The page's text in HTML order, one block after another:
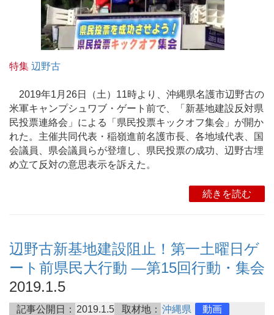
特集 辺野古
2019年1月26日（土）11時より、沖縄県名護市辺野古の
米軍キャンプシュワブ・ゲート前で、「新基地建設反対県
民投票連絡会」による「県民投票キックオフ集会」が開か
れた。主催共同代表・稲嶺進前名護市長、各地域代表、国
会議員、県会議員らが登壇し、県民投票の成功、辺野古埋
め立て反対の意思表示を訴えた。
続きを読む
辺野古新基地建設阻止！第一土曜日ゲ
ート前県民大行動 ―第15回行動・集会
2019.1.5
記事公開日： 2019.1.5 取材地： 沖縄県 動画